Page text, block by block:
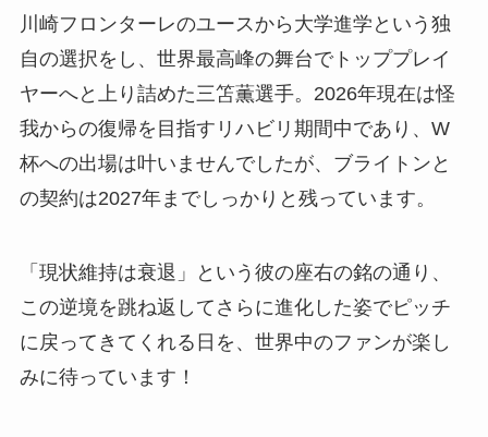
川崎フロンターレのユースから大学進学という独
自の選択をし、世界最高峰の舞台でトッププレイ
ヤーへと上り詰めた三笘薫選手。2026年現在は怪
我からの復帰を目指すリハビリ期間中であり、W
杯への出場は叶いませんでしたが、ブライトンと
の契約は2027年までしっかりと残っています。
「現状維持は衰退」という彼の座右の銘の通り、
この逆境を跳ね返してさらに進化した姿でピッチ
に戻ってきてくれる日を、世界中のファンが楽し
みに待っています！